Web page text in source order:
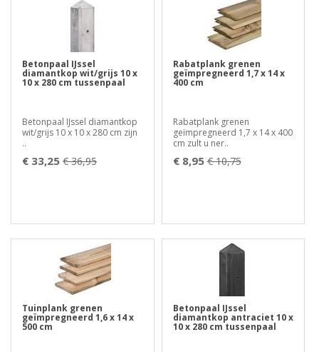
Betonpaal IJssel
diamantkop wit/grijs 10 x
10 x 280 cm tussenpaal
Betonpaal IJssel diamantkop
wit/grijs 10 x 10 x 280 cm zijn
..
€ 33,25 € 36,95
Rabatplank grenen
geïmpregneerd 1,7 x 14 x
400 cm
Rabatplank grenen
geïmpregneerd 1,7 x 14 x 400
cm zult u ner..
€ 8,95 € 10,75
Tuinplank grenen
geïmpregneerd 1,6 x 14 x
500 cm
Betonpaal IJssel
diamantkop antraciet 10 x
10 x 280 cm tussenpaal